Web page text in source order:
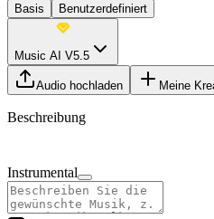
Basis Benutzerdefiniert
Music AI V5.5
Audio hochladen Meine
Beschreibung
Instrumental